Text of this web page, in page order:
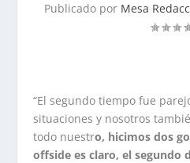
Publicado por Mesa
“El segundo tiempo fue
situaciones y nosotros
todo nuestro, hicimos dos
offside es claro, el segundo